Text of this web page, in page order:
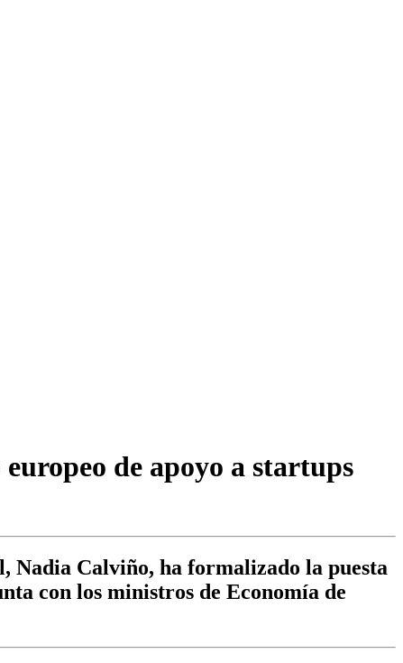
de apoyo a startups
Nadia Calviño, ha formalizado la puesta
con los ministros de Economía de